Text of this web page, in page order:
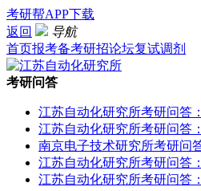
考研帮APP下载
返回
导航
首页报考备考研招论坛复试调剂
考研问答
江苏自动化研究所考研问答
江苏自动化研究所考研问答
南京电子技术研究所考研问
江苏自动化研究所考研问答
江苏自动化研究所考研问答